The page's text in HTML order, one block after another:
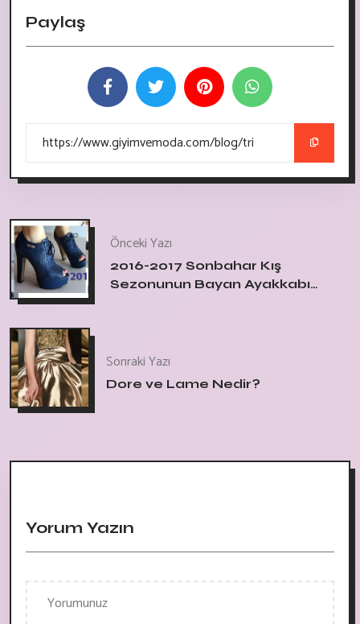
Paylaş
Önceki Yazı
2016-2017 Sonbahar Kış
Sezonunun Bayan Ayakkabı
Sonraki Yazı
Dore ve Lame Nedir?
Yorum Yazın